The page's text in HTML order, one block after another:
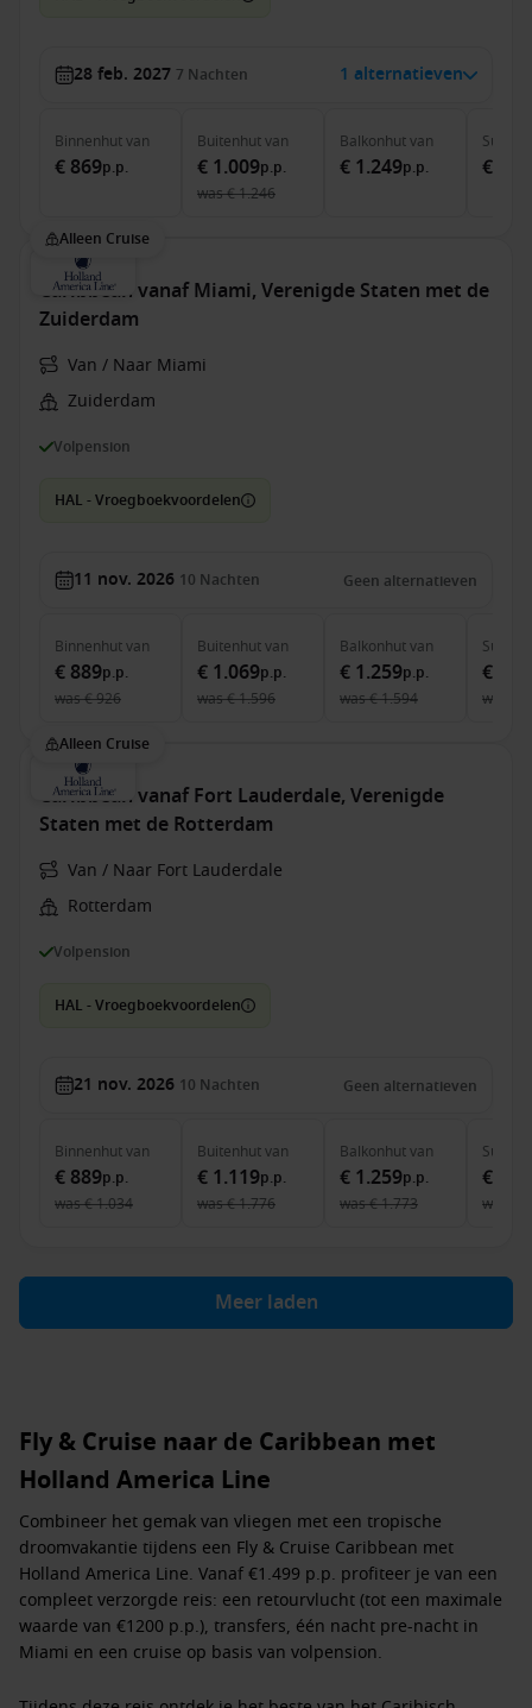
28 feb. 2027 7 Nachten 1 alternatieven
Binnenhutvan
€ 869p.p.
Buitenhutvan
€ 1.009p.p.
was€ 1.246
Balkonhutvan
€ 1.249p.p.
Suite
€
Alleen Cruise
Caribbean vanaf Miami, Verenigde Staten met de
Zuiderdam
Van / Naar Miami
Zuiderdam
Volpension
HAL - Vroegboekvoordelen
11 nov. 2026 10 Nachten Geen alternatieven
Binnenhutvan
€ 889p.p.
was€ 926
Buitenhutvan
€ 1.069p.p.
was€ 1.596
Balkonhutvan
€ 1.259p.p.
was€ 1.594
Suite
€
was
Alleen Cruise
Caribbean vanaf Fort Lauderdale, Verenigde
Staten met de Rotterdam
Van / Naar Fort Lauderdale
Rotterdam
Volpension
HAL - Vroegboekvoordelen
21 nov. 2026 10 Nachten Geen alternatieven
Binnenhutvan
€ 889p.p.
was€ 1.034
Buitenhutvan
€ 1.119p.p.
was€ 1.776
Balkonhutvan
€ 1.259p.p.
was€ 1.773
Suite
€
was
Meer laden
Fly & Cruise naar de Caribbean met
Holland America Line
Combineer het gemak van vliegen met een tropische
droomvakantie tijdens een Fly & Cruise Caribbean met
Holland America Line. Vanaf €1.499 p.p. profiteer je van een
compleet verzorgde reis: een retourvlucht (tot een maximale
waarde van €1200 p.p.), transfers, één nacht pre-nacht in
Miami en een cruise op basis van volpension.